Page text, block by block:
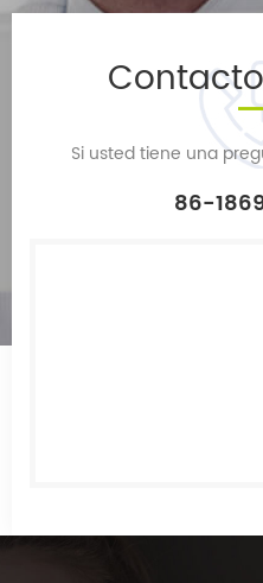
Si usted tiene una
86-